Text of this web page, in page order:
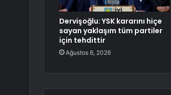
Dervişoğlu: YSK kararını hiçe
sayan yaklaşım tüm partiler
için tehdittir
Ağustos 6, 2026